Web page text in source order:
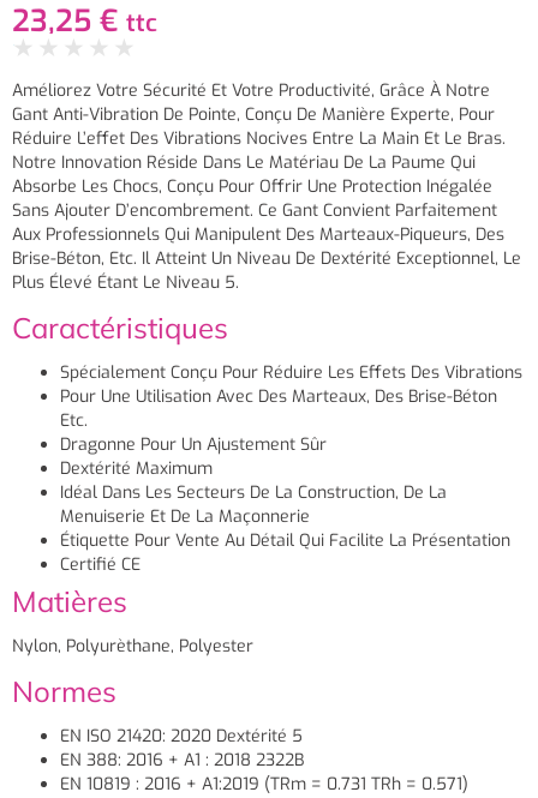
23,25 € ttc
★ ★ ★ ★ ★
Améliorez Votre Sécurité Et Votre Productivité, Grâce À Notre
Gant Anti-Vibration De Pointe, Conçu De Manière Experte, Pour
Réduire L’effet Des Vibrations Nocives Entre La Main Et Le Bras.
Notre Innovation Réside Dans Le Matériau De La Paume Qui
Absorbe Les Chocs, Conçu Pour Offrir Une Protection Inégalée
Sans Ajouter D’encombrement. Ce Gant Convient Parfaitement
Aux Professionnels Qui Manipulent Des Marteaux-Piqueurs, Des
Brise-Béton, Etc. Il Atteint Un Niveau De Dextérité Exceptionnel, Le
Plus Élevé Étant Le Niveau 5.
Caractéristiques
Spécialement Conçu Pour Réduire Les Effets Des Vibrations
Pour Une Utilisation Avec Des Marteaux, Des Brise-Béton
Etc.
Dragonne Pour Un Ajustement Sûr
Dextérité Maximum
Idéal Dans Les Secteurs De La Construction, De La
Menuiserie Et De La Maçonnerie
Étiquette Pour Vente Au Détail Qui Facilite La Présentation
Certifié CE
Matières
Nylon, Polyurèthane, Polyester
Normes
EN ISO 21420: 2020 Dextérité 5
EN 388: 2016 + A1 : 2018 2322B
EN 10819 : 2016 + A1:2019 (TRm = 0.731 TRh = 0.571)